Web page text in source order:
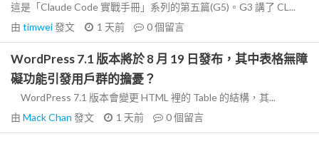
這是「Claude Code 實戰手冊」系列的第五篇(G5)。G3 講了 CL...
由 timwei發文 1 天前 0個留言
WordPress 7.1 版本將於 8 月 19 日發布，其中表格無障
礙功能引發用戶群的擔憂？
WordPress 7.1 版本會變更 HTML 裡的 Table 的結構，其...
由 Mack Chan 發文 1 天前 0個留言